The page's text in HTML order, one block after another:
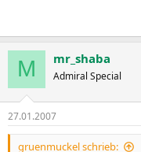
M mr_shaba
Admiral Special
27.01.2007
gruenmuckel schrieb: